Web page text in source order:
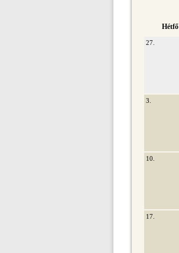
Hétfő
27.
3.
10.
17.